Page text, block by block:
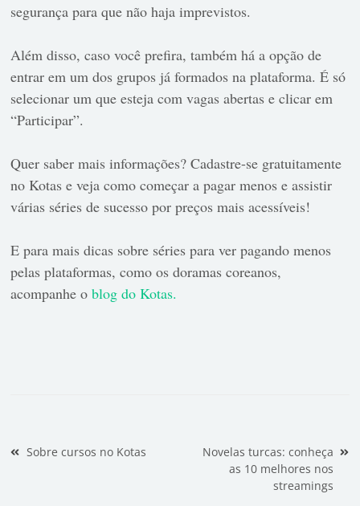
segurança para que não haja imprevistos.
Além disso, caso você prefira, também há a opção de
entrar em um dos grupos já formados na plataforma. É só
selecionar um que esteja com vagas abertas e clicar em
“Participar”.
Quer saber mais informações? Cadastre-se gratuitamente
no Kotas e veja como começar a pagar menos e assistir
várias séries de sucesso por preços mais acessíveis!
E para mais dicas sobre séries para ver pagando menos
pelas plataformas, como os doramas coreanos,
acompanhe oblog do Kotas.
Navegação de Post
Sobre cursos no Kotas
Novelas turcas: conheça
as 10 melhores nos
streamings